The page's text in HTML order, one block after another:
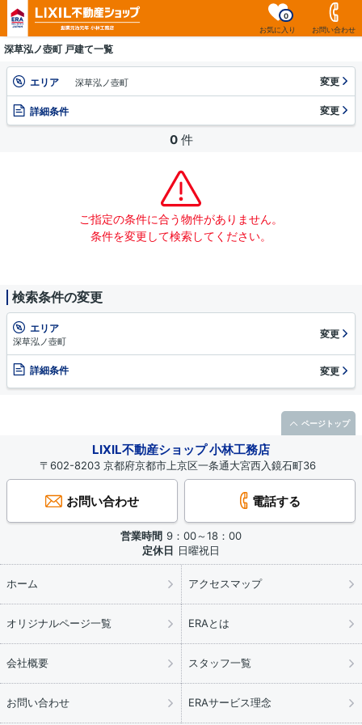
お気に入り
0
お問い合わせ
深草泓ノ壺町 戸建て一覧
エリア 深草泓ノ壺町 変更
詳細条件 変更
0 件
ご指定の条件に合う物件がありません。
条件を変更して検索してください。
検索条件の変更
エリア
深草泓ノ壺町
変更
詳細条件 変更
LIXIL不動産ショップ 小林工務店
〒602-8203 京都府京都市上京区一条通大宮西入鏡石町36
お問い合わせ 電話する
営業時間 9：00～18：00
定休日 日曜祝日
ホーム アクセスマップ
オリジナルページ一覧 ERAとは
会社概要 スタッフ一覧
お問い合わせ ERAサービス理念
ページトップ